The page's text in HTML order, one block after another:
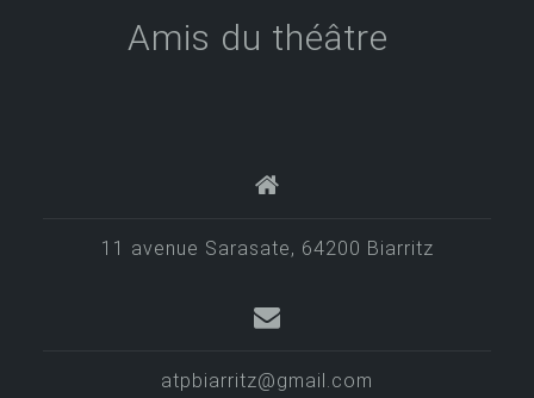
Amis du théâtre
11 avenue Sarasate, 64200 Biarritz
atpbiarritz@gmail.com